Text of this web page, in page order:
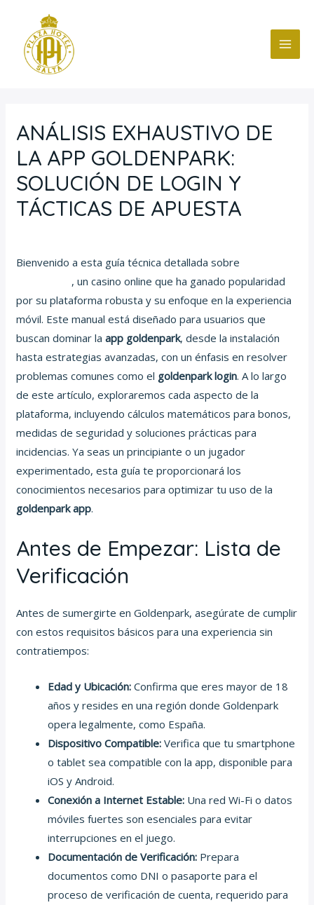
contenido
ANÁLISIS EXHAUSTIVO DE
LA APP GOLDENPARK:
SOLUCIÓN DE LOGIN Y
TÁCTICAS DE APUESTA
Bienvenido a esta guía técnica detallada sobre
, un casino online que ha ganado popularidad
por su plataforma robusta y su enfoque en la experiencia
móvil. Este manual está diseñado para usuarios que
buscan dominar laapp goldenpark, desde la instalación
hasta estrategias avanzadas, con un énfasis en resolver
problemas comunes como el goldenpark login. A lo largo
de este artículo, exploraremos cada aspecto de la
plataforma, incluyendo cálculos matemáticos para bonos,
medidas de seguridad y soluciones prácticas para
incidencias. Ya seas un principiante o un jugador
experimentado, esta guía te proporcionará los
conocimientos necesarios para optimizar tu uso de la
goldenpark app.
Antes de Empezar: Lista de
Verificación
Antes de sumergirte en Goldenpark, asegúrate de cumplir
con estos requisitos básicos para una experiencia sin
contratiempos:
Edad y Ubicación: Confirma que eres mayor de 18
años y resides en una región donde Goldenpark
opera legalmente, como España.
Dispositivo Compatible: Verifica que tu smartphone
o tablet sea compatible con la app, disponible para
iOS y Android.
Conexión a Internet Estable: Una red Wi-Fi o datos
móviles fuertes son esenciales para evitar
interrupciones en el juego.
Documentación de Verificación: Prepara
documentos como DNI o pasaporte para el
proceso de verificación de cuenta, requerido para
entradas